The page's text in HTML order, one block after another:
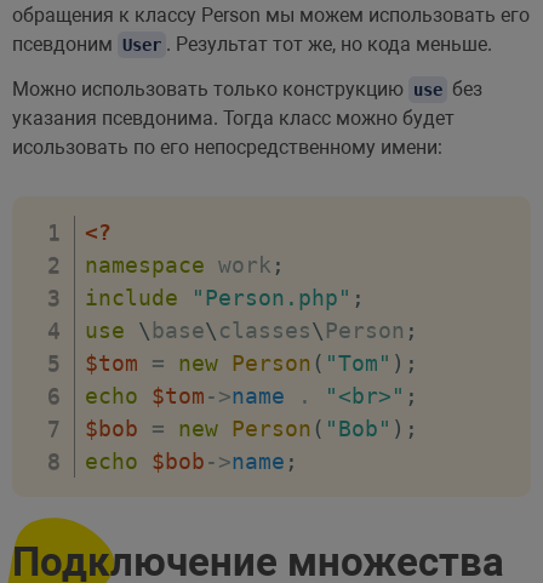
обращения к классу Person мы можем использовать его
псевдоним User . Результат тот же, но кода меньше.
Можно использовать только конструкцию use без
указания псевдонима. Тогда класс можно будет
исользовать по его непосредственному имени:
<?
namespace work ;
include
"Person.php" ;
use
\ base\ classes\ Person ;
$tom
= new Person ( "Tom" ) ;
echo
$tom->name . "<br>" ;
$bob
= new Person ( "Bob" ) ;
echo
$bob->name ;
Подключение множества